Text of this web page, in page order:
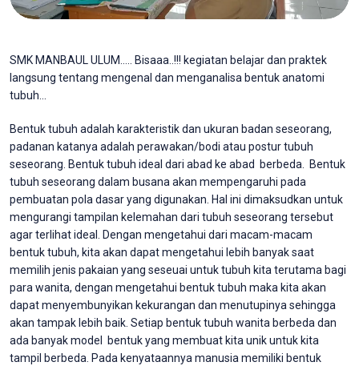
SMK MANBAUL ULUM….. Bisaaa..!!! kegiatan belajar dan praktek
langsung tentang mengenal dan menganalisa bentuk anatomi
tubuh…
Bentuk tubuh adalah karakteristik dan ukuran badan seseorang,
padanan katanya adalah perawakan/bodi atau postur tubuh
seseorang. Bentuk tubuh ideal dari abad ke abad berbeda. Bentuk
tubuh seseorang dalam busana akan mempengaruhi pada
pembuatan pola dasar yang digunakan. Hal ini dimaksudkan untuk
mengurangi tampilan kelemahan dari tubuh seseorang tersebut
agar terlihat ideal. Dengan mengetahui dari macam-macam
bentuk tubuh, kita akan dapat mengetahui lebih banyak saat
memilih jenis pakaian yang seseuai untuk tubuh kita terutama bagi
para wanita, dengan mengetahui bentuk tubuh maka kita akan
dapat menyembunyikan kekurangan dan menutupinya sehingga
akan tampak lebih baik. Setiap bentuk tubuh wanita berbeda dan
ada banyak model bentuk yang membuat kita unik untuk kita
tampil berbeda. Pada kenyataannya manusia memiliki bentuk